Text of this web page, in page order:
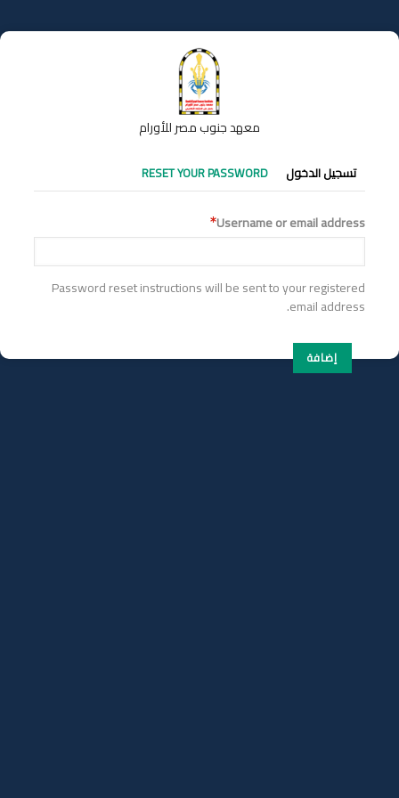
إلى
المحتوى
معهد جنوب مصر للأورام
التبويبات
الأساسية
تسجيل الدخول RESET YOUR PASSWORD
Username or email address
Password reset instructions will be sent to your registered
email address.